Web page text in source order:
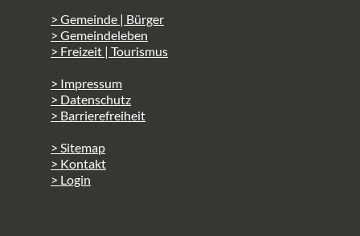
> Gemeinde | Bürger
> Gemeindeleben
> Freizeit | Tourismus
> Impressum
> Datenschutz
> Barrierefreiheit
> Sitemap
> Kontakt
> Login